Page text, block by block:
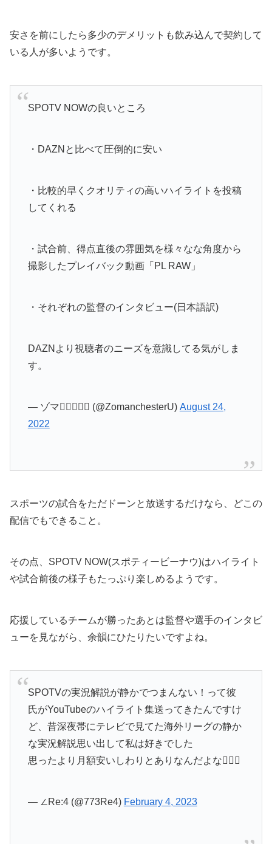
安さを前にしたら多少のデメリットも飲み込んで契約して
いる人が多いようです。
SPOTV NOWの良いところ
・DAZNと比べて圧倒的に安い
・比較的早くクオリティの高いハイライトを投稿
してくれる
・試合前、得点直後の雰囲気を様々なな角度から
撮影したプレイバック動画「PL RAW」
・それぞれの監督のインタビュー(日本語訳)
DAZNより視聴者のニーズを意識してる気がしま
す。
— ゾマ👉🏾🙎🏾‍♂️ (@ZomanchesterU) August 24,
2022
スポーツの試合をただドーンと放送するだけなら、どこの
配信でもできること。
その点、SPOTV NOW(スポティービーナウ)はハイライト
や試合前後の様子もたっぷり楽しめるようです。
応援しているチームが勝ったあとは監督や選手のインタビ
ューを見ながら、余韻にひたりたいですよね。
SPOTVの実況解説が静かでつまんない！って彼
氏がYouTubeのハイライト集送ってきたんですけ
ど、昔深夜帯にテレビで見てた海外リーグの静か
な実況解説思い出して私は好きでした
思ったより月額安いしわりとありなんだよな😵‍💫💭
— ∠Re:4 (@773Re4) February 4, 2023